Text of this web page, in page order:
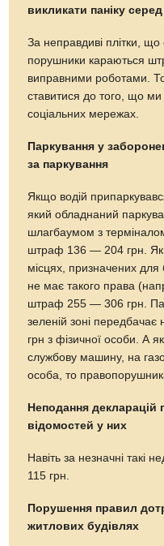
викликати паніку
За неправдиві плітки,
порушники караються
виправними роботами.
ставитися до того, що
соціальних мережах.
Паркування у
за паркування
Якщо водій
який обладнаний
шлагбаумом з
штраф 136 — 204 грн.
місцях, призначених для
не має такого права
штраф 255 — 306 грн.
зеленій зоні
грн з фізичної особи. А
службову машину, на
особа, то
Неподання декларацій
відомостей у них
Навіть за незначні такі
115 грн.
Порушення правил
житлових будівлях